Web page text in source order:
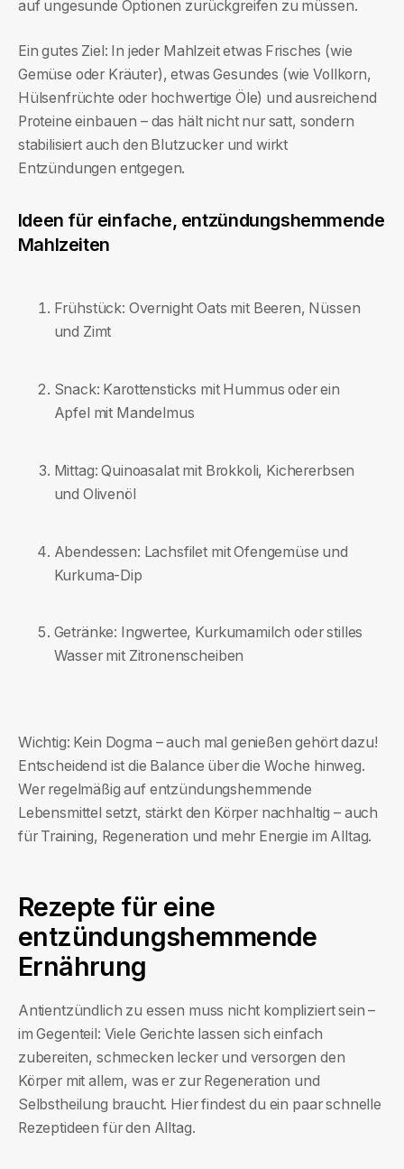
auf ungesunde Optionen zurückgreifen zu müssen.
Ein gutes Ziel: In jeder Mahlzeit etwas Frisches (wie
Gemüse oder Kräuter), etwas Gesundes (wie Vollkorn,
Hülsenfrüchte oder hochwertige Öle) und ausreichend
Proteine einbauen – das hält nicht nur satt, sondern
stabilisiert auch den Blutzucker und wirkt
Entzündungen entgegen.
Ideen für einfache, entzündungshemmende
Mahlzeiten
Frühstück: Overnight Oats mit Beeren, Nüssen
und Zimt
Snack: Karottensticks mit Hummus oder ein
Apfel mit Mandelmus
Mittag: Quinoasalat mit Brokkoli, Kichererbsen
und Olivenöl
Abendessen: Lachsfilet mit Ofengemüse und
Kurkuma-Dip
Getränke: Ingwertee, Kurkumamilch oder stilles
Wasser mit Zitronenscheiben
Wichtig: Kein Dogma – auch mal genießen gehört dazu!
Entscheidend ist die Balance über die Woche hinweg.
Wer regelmäßig auf entzündungshemmende
Lebensmittel setzt, stärkt den Körper nachhaltig – auch
für Training, Regeneration und mehr Energie im Alltag.
Rezepte für eine
entzündungshemmende
Ernährung
Antientzündlich zu essen muss nicht kompliziert sein –
im Gegenteil: Viele Gerichte lassen sich einfach
zubereiten, schmecken lecker und versorgen den
Körper mit allem, was er zur Regeneration und
Selbstheilung braucht. Hier findest du ein paar schnelle
Rezeptideen für den Alltag.